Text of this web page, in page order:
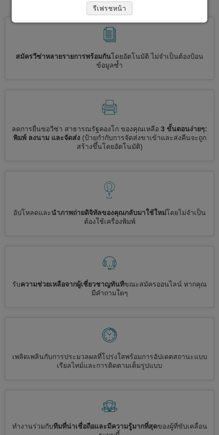
สมัครวีซ่าหลายรายการพร้อมกันโดยอัตโนมัติ ไม่จำเป็นต้องป้อน
ข้อมูลซ้ำ
ลดการยื่นขอวีซ่า สาธารณรัฐคองโก ของคุณเหลือ 3 ขั้นตอนง่ายๆ:
พิมพ์ ลงนาม และจัดส่ง (ป้ายกำกับการจัดส่งขาเข้าและส่งคืนจะถูก
สร้างขึ้นโดยอัตโนมัติ)
อัปโหลดและนำภาพถ่ายดิจิทัลของคุณกลับมาใช้ใหม่โดยไม่จำเป็น
ต้องใช้เครื่องพิมพ์
รับความช่วยเหลือจากผู้เชี่ยวชาญทันทีขณะสมัครออนไลน์ หากคุณ
มีคำถามใดๆ
เพลิดเพลินกับการประมวลผลที่โปร่งใสพร้อมการอัปเดตสถานะแบบ
เรียลไทม์และการติดตามเต็มรูปแบบ
ทำงานร่วมกับทีมที่น่าเชื่อถือและมีความรู้มากที่สุดของผู้ที่ขับเคลื่อน
รีเฟรชหน้า